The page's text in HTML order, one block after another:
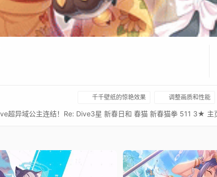
千千壁纸的惊艳效果 调整画质和性能